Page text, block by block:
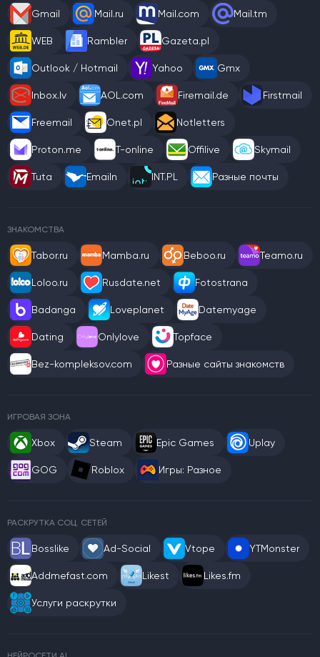
Gmail Mail.ru Mail.com Mail.tm
WEB Rambler Gazeta.pl
Outlook / Hotmail Yahoo Gmx
Inbox.lv AOL.com Firemail.de Firstmail
Freemail Onet.pl Notletters
Proton.me T-online Offilive Skymail
Tuta Emailn INT.PL Разные почты
ЗНАКОМСТВА
Tabor.ru Mamba.ru Beboo.ru Teamo.ru
Loloo.ru Rusdate.net Fotostrana
Badanga Loveplanet Datemyage
Dating Onlylove Topface
Bez-kompleksov.com Разные сайты знакомств
ИГРОВАЯ ЗОНА
Xbox Steam Epic Games Uplay
GOG Roblox Игры: Разное
РАСКРУТКА СОЦ. СЕТЕЙ
Bosslike Ad-Social Vtope YTMonster
Addmefast.com Likest Likes.fm
Услуги раскрутки